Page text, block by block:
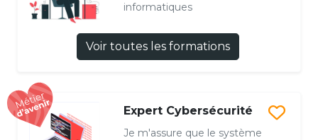
informatiques
Voir toutes les formations
Expert Cybersécurité
Je m'assure que le système